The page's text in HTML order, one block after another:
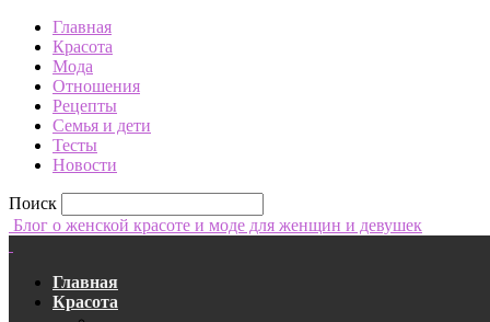
Главная
Красота
Мода
Отношения
Рецепты
Семья и дети
Тесты
Новости
Поиск
Блог о женской красоте и моде для женщин и девушек
Главная
Красота